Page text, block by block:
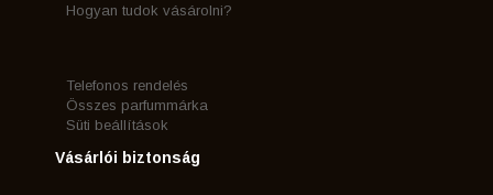
Hogyan tudok vásárolni?
Telefonos rendelés
Összes parfummárka
Süti beállítások
Vásárlói biztonság